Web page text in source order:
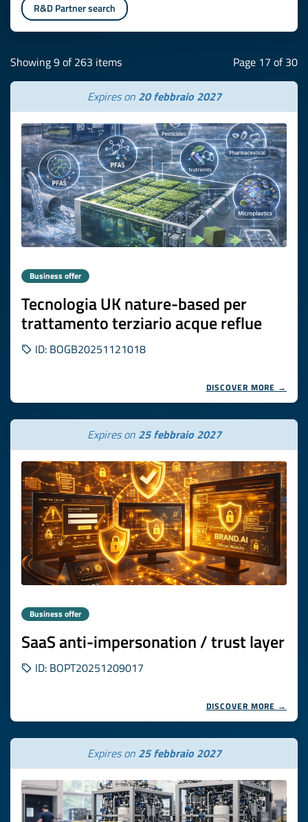
R&D Partner search
Showing 9 of 263 items Page 17 of 30
Expires on 20 febbraio 2027
Business offer
Tecnologia UK nature-based per
trattamento terziario acque reflue
ID: BOGB20251121018
DISCOVER MORE →
Expires on 25 febbraio 2027
Business offer
SaaS anti-impersonation / trust layer
ID: BOPT20251209017
DISCOVER MORE →
Expires on 25 febbraio 2027